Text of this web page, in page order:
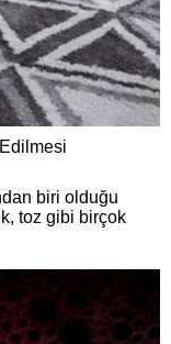
biri olduğu
toz gibi birçok